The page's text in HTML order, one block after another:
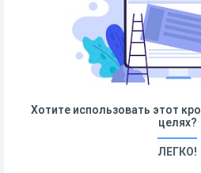
Хотите использовать этот
целях?
ЛЕГКО!